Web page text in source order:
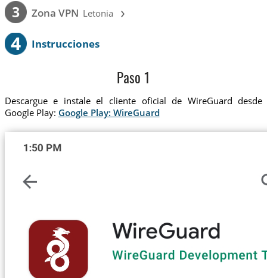
3 Zona VPN Letonia ›
4 Instrucciones
Paso 1
Descargue e instale el cliente oficial de WireGuard desde
Google Play: Google Play: WireGuard